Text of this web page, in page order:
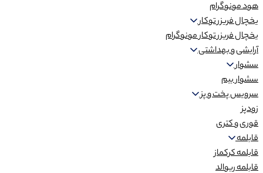
هود مونوگرام
یخچال فریزر توکار
یخچال فریزر توکار مونوگرام
آرایشی و بهداشتی
سشوار
سشوار بیم
سرویس پخت و پز
زودپز
قوری و کتری
قابلمه
قابلمه کرکماز
قابلمه ریوالد